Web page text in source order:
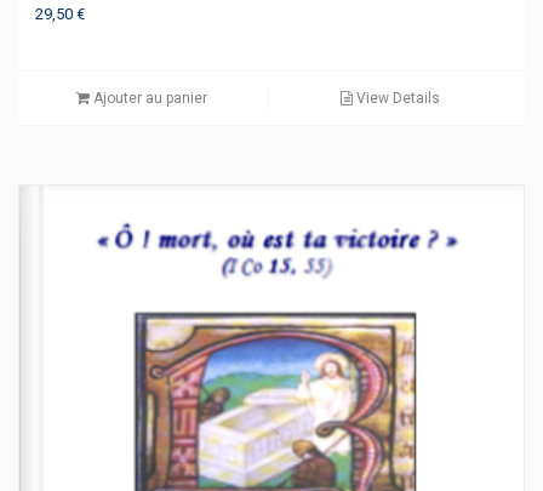
29,50 €
Ajouter au panier View Details